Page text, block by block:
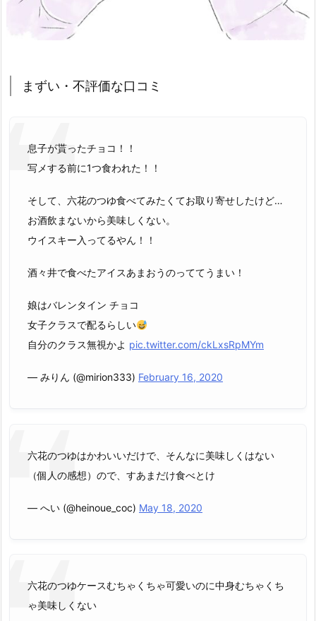
まずい・不評価な口コミ
息子が貰ったチョコ！！
写メする前に1つ食われた！！
そして、六花のつゆ食べてみたくてお取り寄せしたけど…
お酒飲まないから美味しくない。
ウイスキー入ってるやん！！
酒々井で食べたアイスあまおうのっててうまい！
娘はバレンタイン チョコ
女子クラスで配るらしい
自分のクラス無視かよ pic.twitter.com/ckLxsRpMYm
— みりん (@mirion333) February 16, 2020
六花のつゆはかわいいだけで、そんなに美味しくはない
（個人の感想）ので、すあまだけ食べとけ
— へい (@heinoue_coc) May 18, 2020
六花のつゆケースむちゃくちゃ可愛いのに中身むちゃくち
ゃ美味しくない